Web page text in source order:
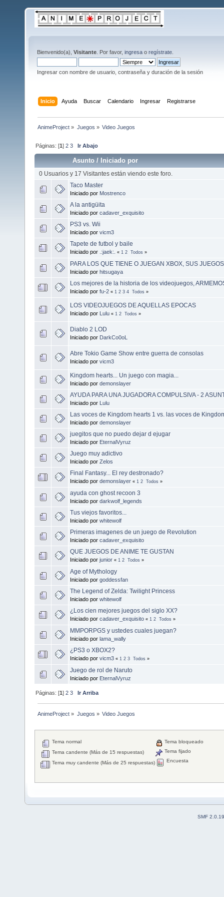
Bienvenido(a), Visitante . Por favor, ingresa o regístrate
Ingresar con nombre de usuario, contraseña y duración de la sesión
Inicio Ayuda Buscar Calendario Ingresar Registrarse
AnimeProject » Juegos » Video Juegos
Páginas: [1]2 3 Ir Abajo
Asunto /Iniciado por
0 Usuarios y 17 Visitantes están viendo este foro.
Taco Master
Iniciado por Mostrenco
A la antigüita
Iniciado por cadaver_exquisito
PS3 vs. Wii
Iniciado por vicm3
Tapete de futbol y baile
Iniciado por .:jaek:. « 1 2 Todos »
PARA LOS QUE TIENE O JUEGAN XBOX, SUS
Iniciado por hitsugaya
Los mejores de la historia de los videojuegos,
Iniciado por fu-2 « 1 2 3 4 Todos »
LOS VIDEOJUEGOS DE AQUELLAS EPOCAS
Iniciado por Lulu « 1 2 Todos »
Diablo 2 LOD
Iniciado por DarkCo0oL
Abre Tokio Game Show entre guerra de consolas
Iniciado por vicm3
Kingdom hearts... Un juego con magia...
Iniciado por demonslayer
AYUDA PARA UNA JUGADORA COMPULSIVA - 2
Iniciado por Lulu
Las voces de Kingdom hearts 1 vs. las voces de
Iniciado por demonslayer
juegitos que no puedo dejar d ejugar
Iniciado por EternalVyruz
Juego muy adictivo
Iniciado por Zelos
Final Fantasy... El rey destronado?
Iniciado por demonslayer « 1 2 Todos »
ayuda con ghost recoon 3
Iniciado por darkwolf_legends
Tus viejos favoritos...
Iniciado por whitewolf
Primeras imagenes de un juego de Revolution
Iniciado por cadaver_exquisito
QUE JUEGOS DE ANIME TE GUSTAN
Iniciado por junior « 1 2 Todos »
Age of Mythology
Iniciado por goddessfan
The Legend of Zelda: Twilight Princess
Iniciado por whitewolf
¿Los cien mejores juegos del siglo XX?
Iniciado por cadaver_exquisito « 1 2 Todos »
MMPORPGS y ustedes cuales juegan?
Iniciado por lama_wally
¿PS3 o XBOX2?
Iniciado por vicm3 « 1 2 3 Todos »
Juego de rol de Naruto
Iniciado por EternalVyruz
Páginas: [1]2 3 Ir Arriba
AnimeProject » Juegos » Video Juegos
Tema normal
Tema candente (Más de 15 respuestas)
Tema muy candente (Más de 25 respuestas)
Tema bloqueado
Tema fijado
Encuesta
SMF 2.0.19